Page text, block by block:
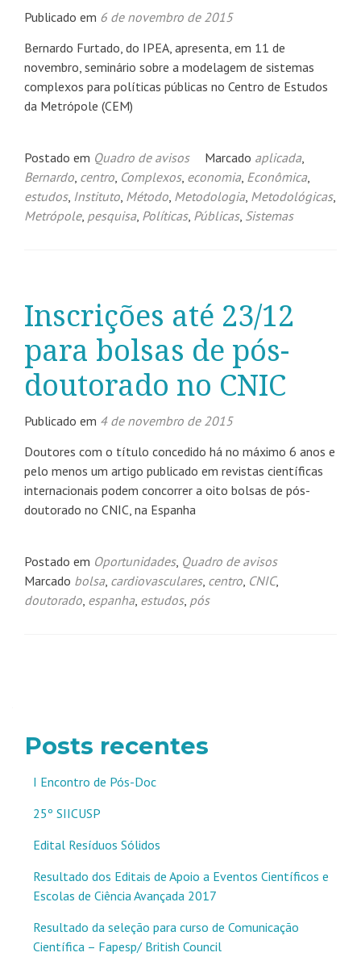
Publicado em 6 de novembro de 2015
Bernardo Furtado, do IPEA, apresenta, em 11 de
novembro, seminário sobre a modelagem de sistemas
complexos para políticas públicas no Centro de Estudos
da Metrópole (CEM)
Postado em Quadro de avisos Marcado aplicada,
Bernardo, centro, Complexos, economia, Econômica,
estudos, Instituto, Método, Metodologia, Metodológicas,
Metrópole, pesquisa, Políticas, Públicas, Sistemas
Inscrições até 23/12
para bolsas de pós-
doutorado no CNIC
Publicado em 4 de novembro de 2015
Doutores com o título concedido há no máximo 6 anos e
pelo menos um artigo publicado em revistas científicas
internacionais podem concorrer a oito bolsas de pós-
doutorado no CNIC, na Espanha
Postado em Oportunidades, Quadro de avisos
Marcado bolsa, cardiovasculares, centro, CNIC,
doutorado, espanha, estudos, pós
Posts recentes
I Encontro de Pós-Doc
25º SIICUSP
Edital Resíduos Sólidos
Resultado dos Editais de Apoio a Eventos Científicos e
Escolas de Ciência Avançada 2017
Resultado da seleção para curso de Comunicação
Científica – Fapesp/ British Council